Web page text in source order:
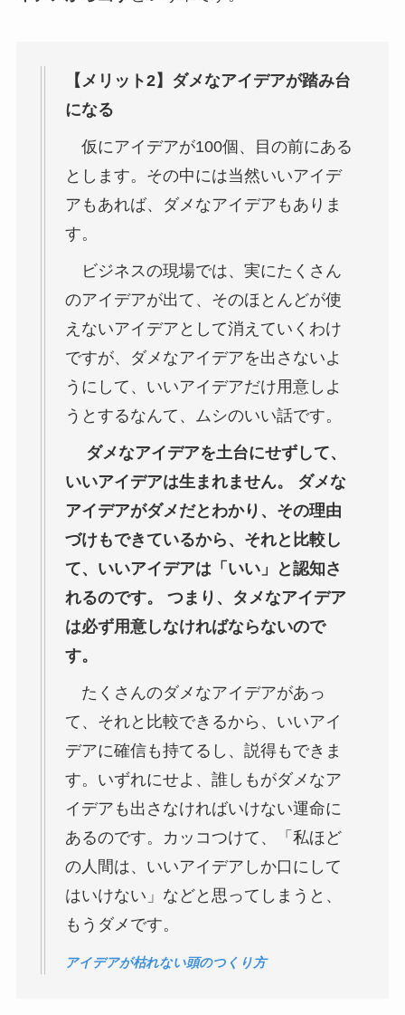
【メリット2】ダメなアイデアが踏み台
になる
仮にアイデアが100個、目の前にある
とします。その中には当然いいアイデ
アもあれば、ダメなアイデアもありま
す。
ビジネスの現場では、実にたくさん
のアイデアが出て、そのほとんどが使
えないアイデアとして消えていくわけ
ですが、ダメなアイデアを出さないよ
うにして、いいアイデアだけ用意しよ
うとするなんて、ムシのいい話です。
ダメなアイデアを土台にせずして、
いいアイデアは生まれません。 ダメな
アイデアがダメだとわかり、その理由
づけもできているから、それと比較し
て、いいアイデアは「いい」と認知さ
れるのです。 つまり、タメなアイデア
は必ず用意しなければならないので
す。
たくさんのダメなアイデアがあっ
て、それと比較できるから、いいアイ
デアに確信も持てるし、説得もできま
す。いずれにせよ、誰しもがダメなア
イデアも出さなければいけない運命に
あるのです。カッコつけて、「私ほど
の人間は、いいアイデアしか口にして
はいけない」などと思ってしまうと、
もうダメです。
アイデアが枯れない頭のつくり方